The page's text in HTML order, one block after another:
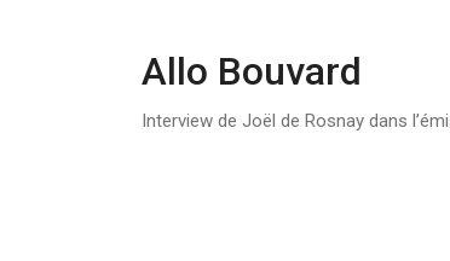
Allo Bouvard
Interview de Joël de Rosnay dans